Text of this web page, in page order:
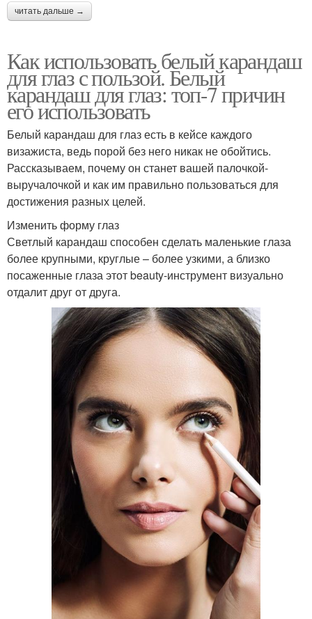
читать дальше →
Как использовать белый карандаш
для глаз с пользой. Белый
карандаш для глаз: топ-7 причин
его использовать
Белый карандаш для глаз есть в кейсе каждого
визажиста, ведь порой без него никак не обойтись.
Рассказываем, почему он станет вашей палочкой-
выручалочкой и как им правильно пользоваться для
достижения разных целей.
Изменить форму глаз
Светлый карандаш способен сделать маленькие глаза
более крупными, круглые – более узкими, а близко
посаженные глаза этот beauty-инструмент визуально
отдалит друг от друга.